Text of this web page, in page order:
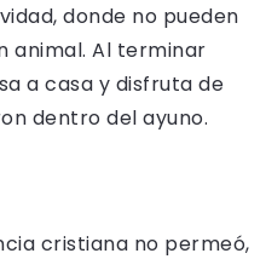
donde no pueden
animal. Al terminar
a casa y disfruta de
dentro del ayuno.
cristiana no permeó,